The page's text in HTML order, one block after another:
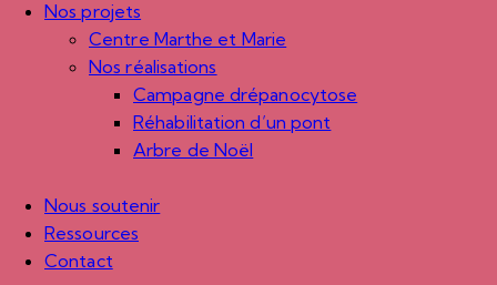
Nos projets
Centre Marthe et Marie
Nos réalisations
Campagne drépanocytose
Réhabilitation d’un pont
Arbre de Noël
Nous soutenir
Ressources
Contact